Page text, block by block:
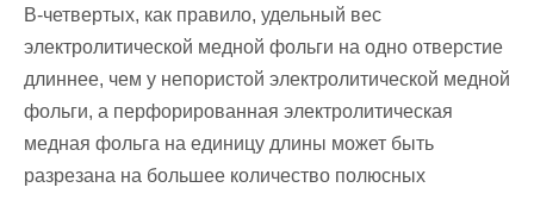
В-четвертых, как правило, удельный вес
электролитической медной фольги на одно отверстие
длиннее, чем у непористой электролитической медной
фольги, а перфорированная электролитическая
медная фольга на единицу длины может быть
разрезана на большее количество полюсных